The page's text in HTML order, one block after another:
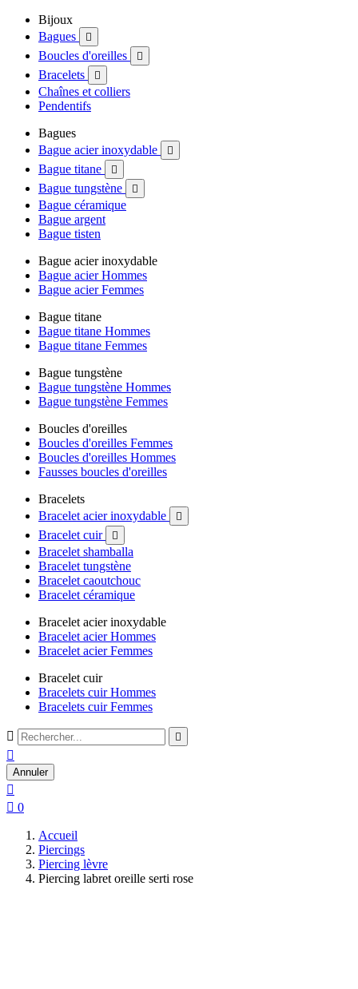
Bijoux
Bagues

Boucles d'oreilles 
Bracelets 
Chaînes et colliers
Pendentifs
Bagues
Bague acier inoxydable

Bague titane 
Bague tungstène 
Bague céramique
Bague argent
Bague tisten
Bague acier inoxydable
Bague acier Hommes
Bague acier Femmes
Bague titane
Bague titane Hommes
Bague titane Femmes
Bague tungstène
Bague tungstène Hommes
Bague tungstène Femmes
Boucles d'oreilles
Boucles d'oreilles Femmes
Boucles d'oreilles Hommes
Fausses boucles d'oreilles
Bracelets
Bracelet acier inoxydable

Bracelet cuir 
Bracelet shamballa
Bracelet tungstène
Bracelet caoutchouc
Bracelet céramique
Bracelet acier inoxydable
Bracelet acier Hommes
Bracelet acier Femmes
Bracelet cuir
Bracelets cuir Hommes
Bracelets cuir Femmes
 

Annuler

 0
Accueil
Piercings
Piercing lèvre
Piercing labret oreille serti rose